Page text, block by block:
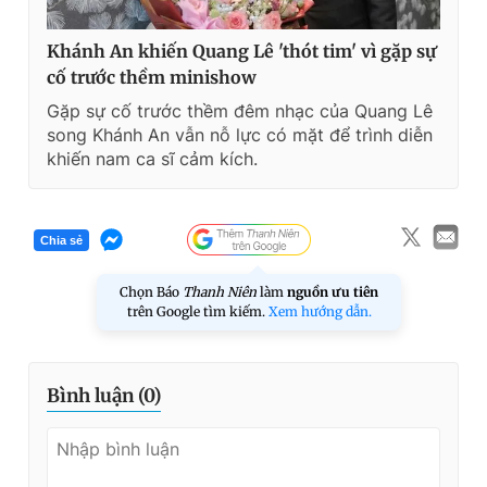
Khánh An khiến Quang Lê 'thót tim' vì gặp sự
cố trước thềm minishow
Gặp sự cố trước thềm đêm nhạc của Quang Lê
song Khánh An vẫn nỗ lực có mặt để trình diễn
khiến nam ca sĩ cảm kích.
Chia sẻ
Chọn Báo Thanh Niên làm nguồn ưu tiên
trên Google tìm kiếm. Xem hướng dẫn.
Bình luận (0)